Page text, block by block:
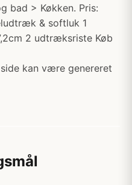
bad > Køkken. Pris:
& softluk 1
2 udtræksriste Køb
kan være genereret